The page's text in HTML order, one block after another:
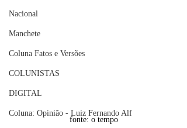
Nacional
Manchete
Coluna Fatos e Versões
COLUNISTAS
DIGITAL
Coluna: Opinião - Luiz Fernando Alf
fonte: o tempo